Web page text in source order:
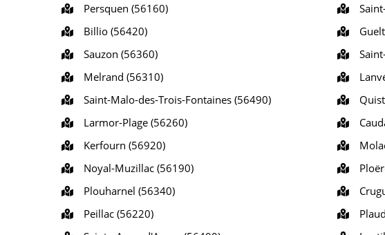
Persquen (56160)
Billio (56420)
Sauzon (56360)
Melrand (56310)
Saint-Malo-des-Trois-Fontaines (56490)
Larmor-Plage (56260)
Kerfourn (56920)
Noyal-Muzillac (56190)
Plouharnel (56340)
Peillac (56220)